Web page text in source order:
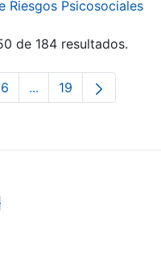
Riesgos Psicosociales
de 184 resultados.
Use TAB para
Página
6 ...Páginas intermedias
Página
19